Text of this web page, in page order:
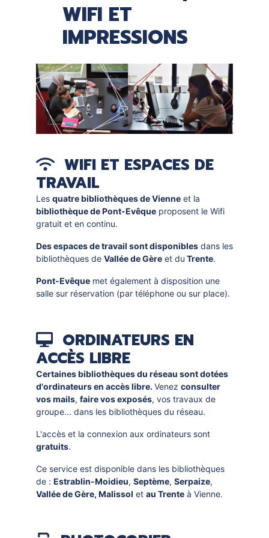
WIFI ET
IMPRESSIONS
WIFI ET ESPACES DE
TRAVAIL
Les quatre bibliothèques de Vienneet la
bibliothèque de Pont-Evêqueproposent le Wifi
gratuit et en continu.
Des espaces de travail sont disponiblesdans les
bibliothèques de Vallée de Gèreet du Trente.
Pont-Evêquemet également à disposition une
salle sur réservation (par téléphone ou sur place).
ORDINATEURS EN
ACCÈS LIBRE
Certaines bibliothèques du réseau sont dotées
d'ordinateurs en accès libre. Venez consulter
vos mails, faire vos exposés, vos travaux de
groupe... dans les bibliothèques du réseau.
L'accès et la connexion aux ordinateurs sont
gratuits.
Ce service est disponible dans les bibliothèques
de : Estrablin-Moidieu, Septème, Serpaize,
Vallée de Gère, Malissol et au Trenteà Vienne.